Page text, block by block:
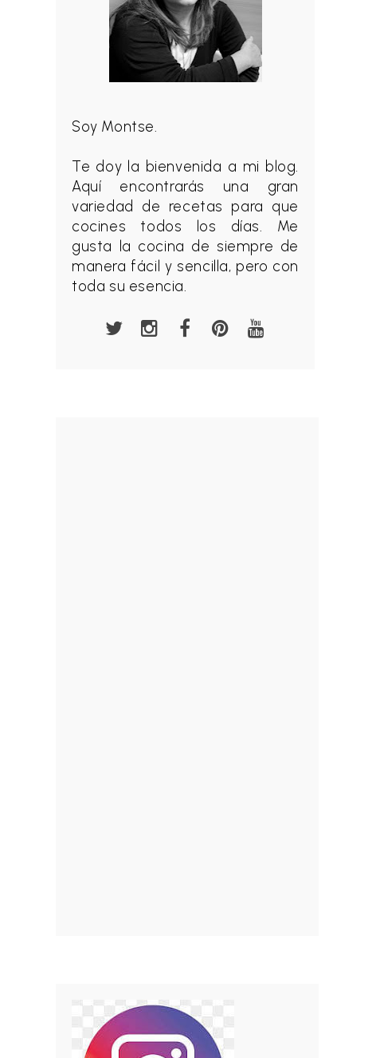
Soy Montse.
Te doy la bienvenida a mi blog.
Aquí encontrarás una gran
variedad de recetas para que
cocines todos los días. Me
gusta la cocina de siempre de
manera fácil y sencilla, pero con
toda su esencia.